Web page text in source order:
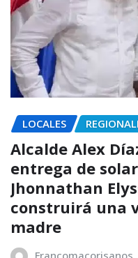
LOCALES
Alcalde Alex
entrega de
Jhonnathan
construirá una
madre